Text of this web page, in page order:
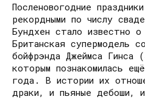
Посленовогодние
рекордными по числу
Бундхен стало известно
Британская супермодель
бойфрэнда Джеймса
которым познакомилась
года. В истории их
драки, и пьяные дебоши,